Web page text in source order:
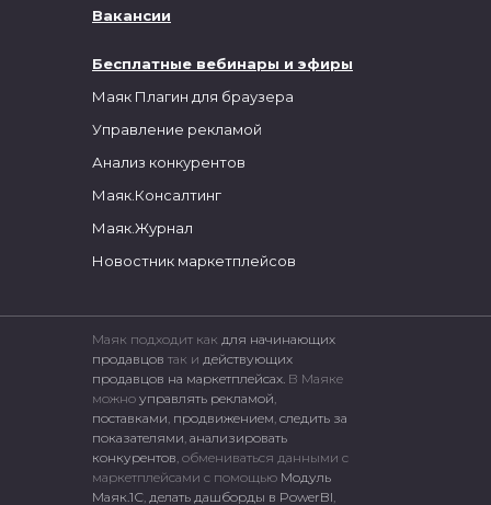
Бесплатные вебинары и эфиры
Маяк Плагин для браузера
Управление рекламой
Анализ конкурентов
Маяк.Консалтинг
Маяк.Журнал
Новостник маркетплейсов
Вакансии
Маяк подходит как для начинающих
продавцов так и действующих
продавцов на маркетплейсах. В Маяке
можно управлять рекламой,
поставками, продвижением, следить за
показателями, анализировать
конкурентов, обмениваться данными с
маркетплейсами c помощью Модуль
Маяк.1С, делать дашборды в PowerBI,